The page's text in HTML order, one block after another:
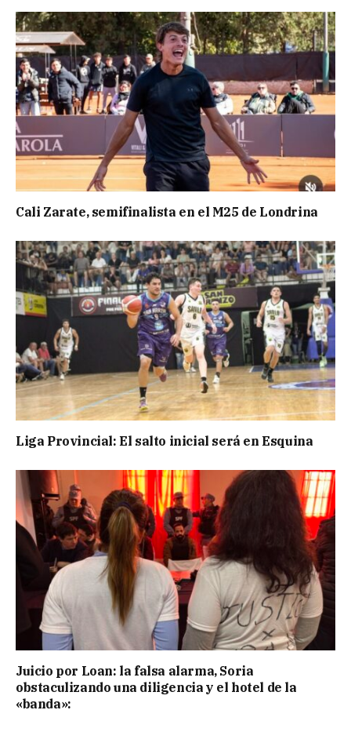
Cali Zarate, semifinalista en el M25 de Londrina
Liga Provincial: El salto inicial será en Esquina
Juicio por Loan: la falsa alarma, Soria
obstaculizando una diligencia y el hotel de la
«banda»: